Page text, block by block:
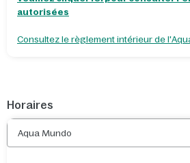
autorisées
Consultez le règlement intérieur de
Horaires
Aqua Mundo